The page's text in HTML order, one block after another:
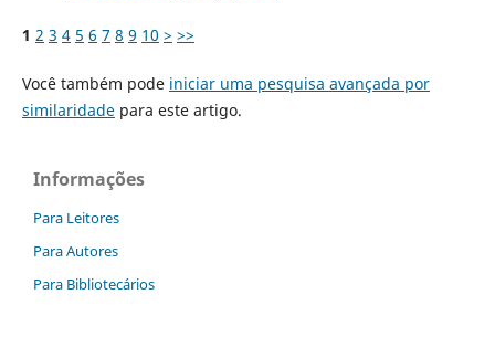
1 2 3 4 5 6 7 8 9 10 > >>
Você também pode iniciar uma pesquisa avançada por
similaridadepara este artigo.
Informações
Para Leitores
Para Autores
Para Bibliotecários